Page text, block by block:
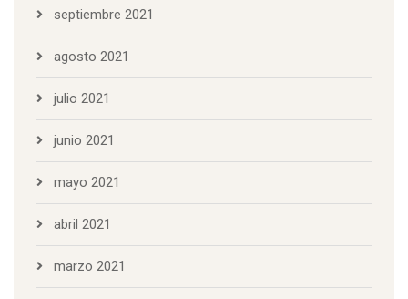
septiembre 2021
agosto 2021
julio 2021
junio 2021
mayo 2021
abril 2021
marzo 2021